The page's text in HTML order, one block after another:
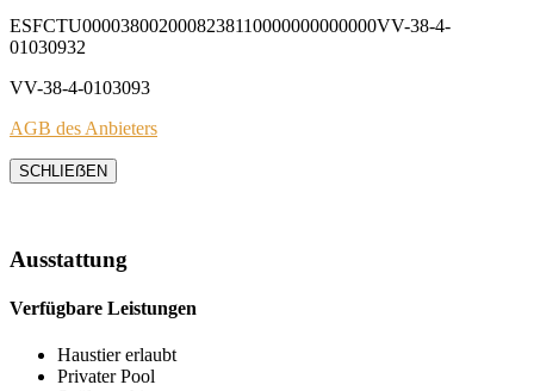
ESFCTU0000380020008238110000000000000VV-38-4-
01030932
VV-38-4-0103093
AGB des Anbieters
SCHLIEẞEN
Ausstattung
Verfügbare Leistungen
Haustier erlaubt
Privater Pool